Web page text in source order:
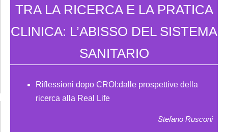
TRA LA RICERCA E LA PRATICA
CLINICA: L’ABISSO DEL SISTEMA
SANITARIO
Riflessioni dopo CROI:dalle prospettive della
ricerca alla Real Life
Stefano Rusconi